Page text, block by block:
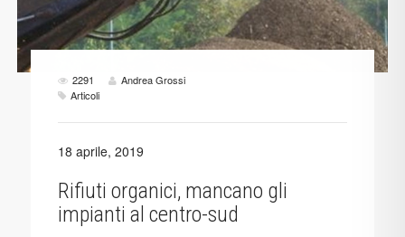
2291
Andrea Grossi
Articoli
18 aprile, 2019
Rifiuti organici, mancano gli
impianti al centro-sud